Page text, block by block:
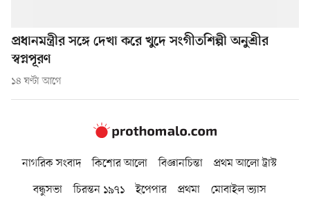
প্রধানমন্ত্রীর সঙ্গে দেখা করে খুদে সংগীতশিল্পী অনুশ্রীর
স্বপ্নপূরণ
১৪ ঘণ্টা আগে
নাগরিক সংবাদ কিশোর আলো বিজ্ঞানচিন্তা
প্রথম আলো ট্রাস্ট
বন্ধুসভা
চিরন্তন ১৯৭১ ইপেপার প্রথমা মোবাইল ভ্যাস